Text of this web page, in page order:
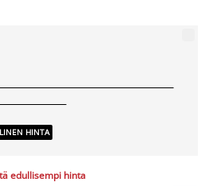
HINTA
edullisempi hinta